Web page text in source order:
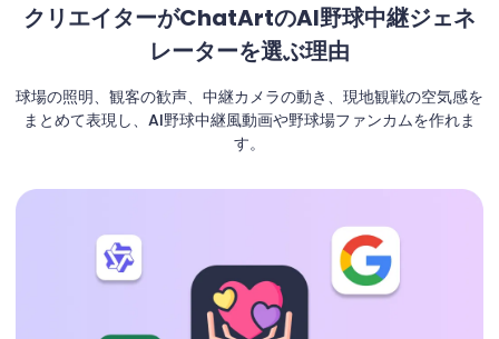
クリエイターがChatArtのAI野球中継ジェネ
レーターを選ぶ理由
球場の照明、観客の歓声、中継カメラの動き、現地観戦の空気感を
まとめて表現し、AI野球中継風動画や野球場ファンカムを作れま
す。